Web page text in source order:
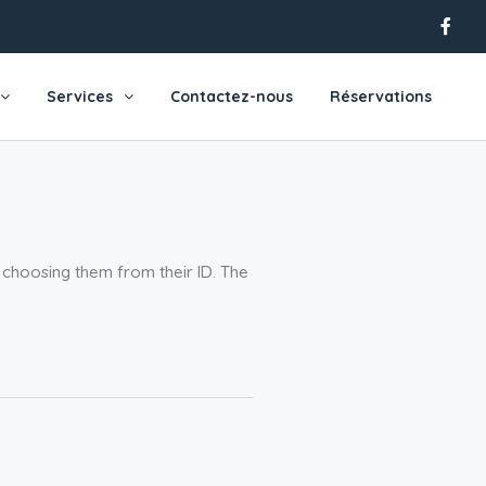
Services Contactez-nous Réservations
them from their ID. The